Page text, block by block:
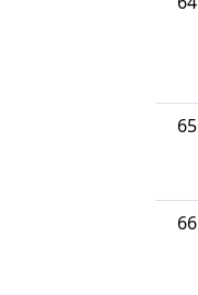
65
66